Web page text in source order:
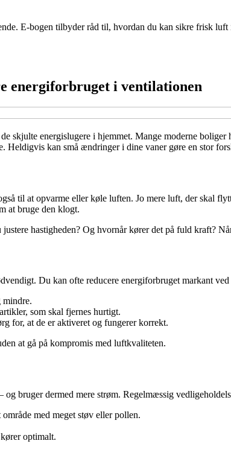
E-bogen tilbyder råd til, hvordan du kan sikre frisk
energiforbruget i ventilationen
skjulte energislugere i hjemmet. Mange moderne
kan små ændringer i dine vaner gøre en stor
til at opvarme eller køle luften. Jo mere luft, der skal
at bruge den klogt.
hastigheden? Og hvornår kører det på fuld kraft?
Du kan ofte reducere energiforbruget markant
mindre.
som skal fjernes hurtigt.
for, at de er aktiveret og fungerer korrekt.
at gå på kompromis med luftkvaliteten.
bruger dermed mere strøm. Regelmæssig
med meget støv eller pollen.
optimalt.